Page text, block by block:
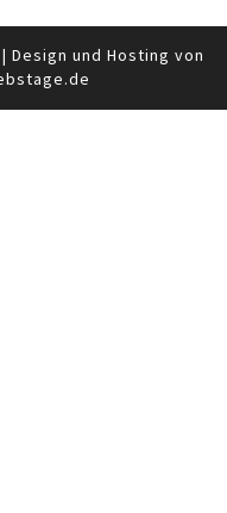
| Design und Hosting von